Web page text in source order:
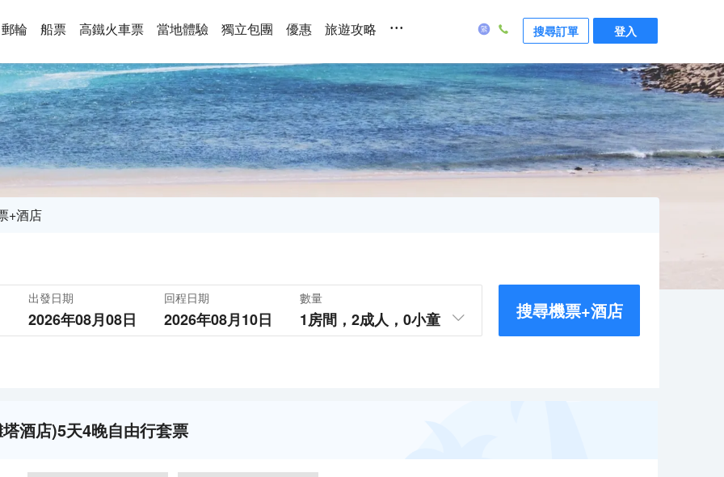
郵輪 船票 高鐵火車票 當地體驗 獨立包團 優惠 旅遊攻略 ... 搜尋訂單 登入
+酒店
出發日期
2026年08月08日
回程日期
2026年08月10日
數量
1房間， 2成人， 0小童 搜尋機票+酒店
酒店)5天4晚自由行套票